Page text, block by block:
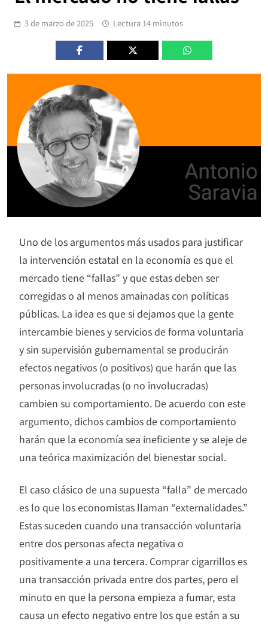
3 de marzo de 2025 Lectura 14 minutos
Uno de los argumentos más usados para justificar
la intervención estatal en la economía es que el
mercado tiene “fallas” y que estas deben ser
corregidas o al menos amainadas con políticas
públicas. La idea es que si dejamos que la gente
intercambie bienes y servicios de forma voluntaria
y sin supervisión gubernamental se producirán
efectos negativos (o positivos) que harán que las
personas involucradas (o no involucradas)
cambien su comportamiento. De acuerdo con este
argumento, dichos cambios de comportamiento
harán que la economía sea ineficiente y se aleje de
una teórica maximización del bienestar social.
El caso clásico de una supuesta “falla” de mercado
es lo que los economistas llaman “externalidades.”
Estas suceden cuando una transacción voluntaria
entre dos personas afecta negativa o
positivamente a una tercera. Comprar cigarrillos es
una transacción privada entre dos partes, pero el
minuto en que la persona empieza a fumar, esta
causa un efecto negativo entre los que están a su